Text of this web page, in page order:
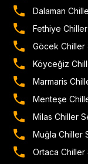
Dalaman
Fethiye
Göcek Chiller
Köyceğiz
Marmaris
Menteşe
Milas Chiller
Muğla Chiller
Ortaca Chiller